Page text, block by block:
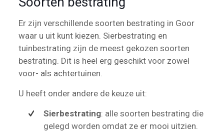
Er zijn verschillende soorten bestrating in Goor
waar u uit kunt kiezen. Sierbestrating en
tuinbestrating zijn de meest gekozen soorten
bestrating. Dit is heel erg geschikt voor zowel
voor- als achtertuinen.
U heeft onder andere de keuze uit:
Sierbestrating: alle soorten bestrating die
gelegd worden omdat ze er mooi uitzien.